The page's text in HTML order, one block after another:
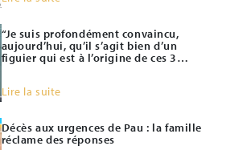
“Je suis profondément convaincu,
aujourd’hui, qu’il s’agit bien d’un
figuier qui est à l’origine de ces 3
Lire la suite
Décès aux urgences de Pau : la famille
réclame des réponses